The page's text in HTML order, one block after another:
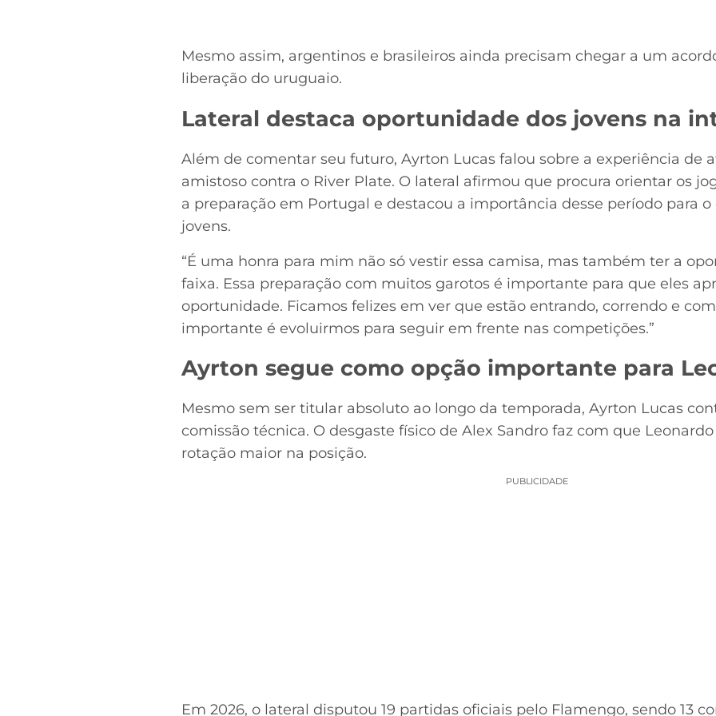
Mesmo assim, argentinos e brasileiros ainda precisam chegar a um
liberação do uruguaio.
Lateral destaca oportunidade dos jovens na
Além de comentar seu futuro, Ayrton Lucas falou sobre a experiência de
amistoso contra o River Plate. O lateral afirmou que procura orientar os
a preparação em Portugal e destacou a importância desse período para
jovens.
“É uma honra para mim não só vestir essa camisa, mas também ter a
faixa. Essa preparação com muitos garotos é importante para que eles
oportunidade. Ficamos felizes em ver que estão entrando, correndo e
importante é evoluirmos para seguir em frente nas competições.”
Ayrton segue como opção importante para
Mesmo sem ser titular absoluto ao longo da temporada, Ayrton Lucas
comissão técnica. O desgaste físico de Alex Sandro faz com que
rotação maior na posição.
PUBLICIDADE
Em 2026, o lateral disputou 19 partidas oficiais pelo Flamengo, sendo 13